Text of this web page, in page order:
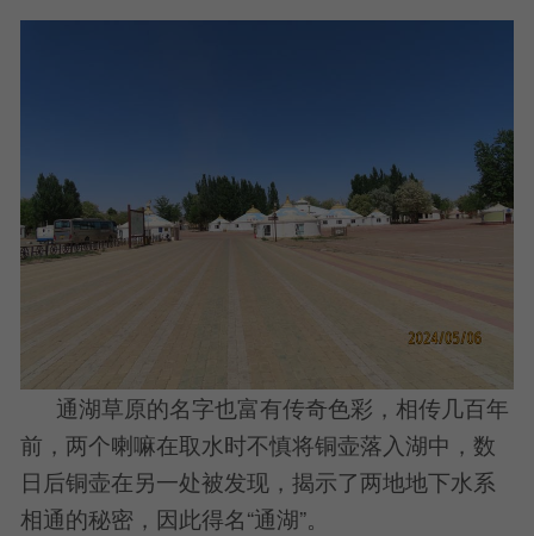
通湖草原的名字也富有传奇色彩，相传几百年
前，两个喇嘛在取水时不慎将铜壶落入湖中，数
日后铜壶在另一处被发现，揭示了两地地下水系
相通的秘密，因此得名“通湖”。